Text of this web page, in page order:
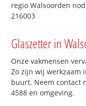
regio Walsoorden
216003
Glaszetter in
Onze vakmensen
Zo zijn wij werkzaam
buurt. Neem contact
4588 en omgeving.